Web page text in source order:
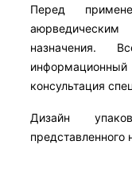
Перед
назначения.
консультация
Дизайн
представленного